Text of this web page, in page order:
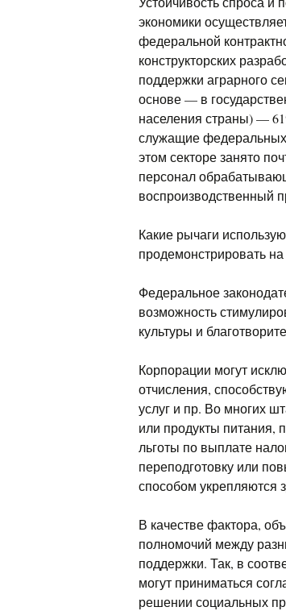
экономики
федеральной
конструкторских
поддержки аграрного
основе — в
населения страны) —
служащие
этом секторе занято
персонал
воспроизводственный
Какие рычаги
продемонстрировать
Федеральное
возможность
культуры и
Корпорации могут
отчисления,
услуг и пр. Во многих
или продукты питания,
льготы по выплате
переподготовку или
способом укрепляются
В качестве фактора,
полномочий между
поддержки. Так, в
могут приниматься
решении социальных